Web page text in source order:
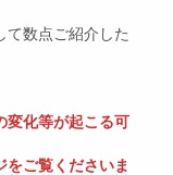
て数点ご紹介した
変化等が起こる可
ご覧くださいま